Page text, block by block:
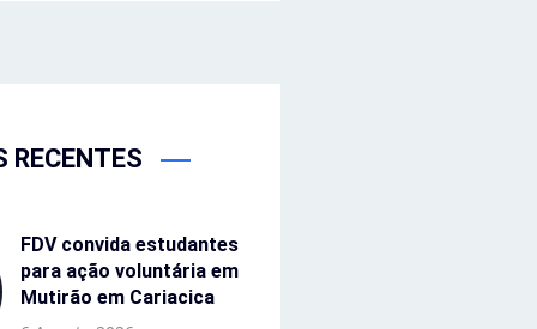
RECENTES
FDV convida estudantes
para ação voluntária em
Mutirão em Cariacica